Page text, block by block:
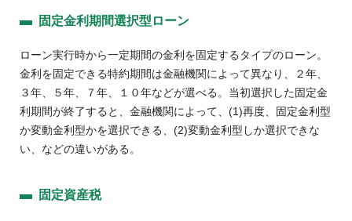
固定金利期間選択型ローン
ローン実行時から一定期間の金利を固定するタイプのローン。
金利を固定できる特約期間は金融機関によって異なり、２年、
３年、５年、７年、１０年などが選べる。当初選択した固定金
利期間が終了すると、金融機関によって、(1)再度、固定金利型
か変動金利型かを選択できる、(2)変動金利型しか選択できな
い、などの違いがある。
固定資産税